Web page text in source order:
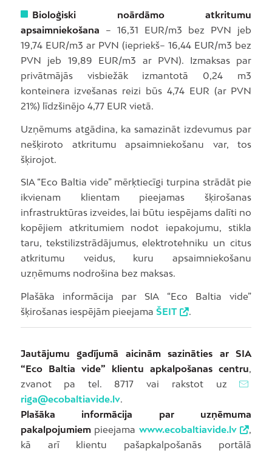
Bioloģiski noārdāmo atkritumu
apsaimniekošana – 16,31 EUR/m3 bez PVN jeb
19,74 EUR/m3 ar PVN (iepriekš– 16,44 EUR/m3 bez
PVN jeb 19,89 EUR/m3 ar PVN). Izmaksas par
privātmājās visbiežāk izmantotā 0,24 m3
konteinera izvešanas reizi būs 4,74 EUR (ar PVN
21%) līdzšinējo 4,77 EUR vietā.
Uzņēmums atgādina, ka samazināt izdevumus par
nešķiroto atkritumu apsaimniekošanu var, tos
šķirojot.
SIA “Eco Baltia vide” mērķtiecīgi turpina strādāt pie
ikvienam klientam pieejamas šķirošanas
infrastruktūras izveides, lai būtu iespējams dalīti no
kopējiem atkritumiem nodot iepakojumu, stikla
taru, tekstilizstrādājumus, elektrotehniku un citus
atkritumu veidus, kuru apsaimniekošanu
uzņēmums nodrošina bez maksas.
Plašāka informācija par SIA “Eco Baltia vide”
šķirošanas iespējām pieejama ŠEIT .
Jautājumu gadījumā aicinām sazināties ar SIA
“Eco Baltia vide” klientu apkalpošanas centru,
zvanot pa tel. 8717 vai rakstot uz
riga@ecobaltiavide.lv.
Plašāka informācija par uzņēmuma
pakalpojumiempieejamawww.ecobaltiavide.lv
,
kā arī klientu pašapkalpošanās portālā